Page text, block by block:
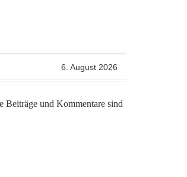
6. August 2026
Beiträge und Kommentare sind